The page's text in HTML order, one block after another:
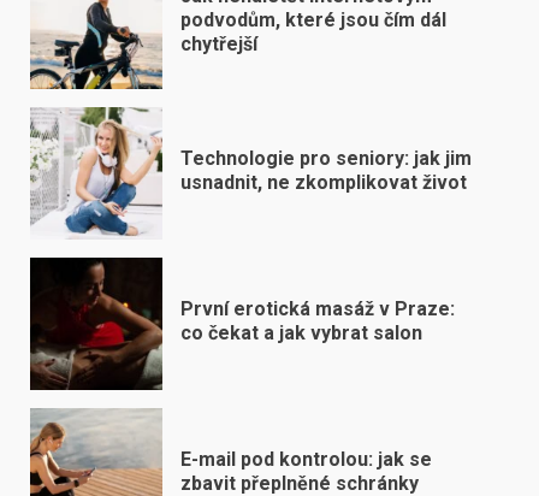
podvodům, které jsou čím dál
chytřejší
Technologie pro seniory: jak jim
usnadnit, ne zkomplikovat život
První erotická masáž v Praze:
co čekat a jak vybrat salon
E-mail pod kontrolou: jak se
zbavit přeplněné schránky